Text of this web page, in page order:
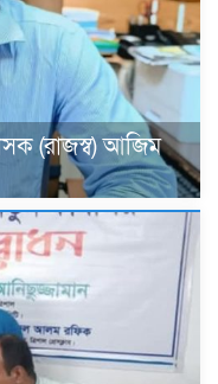
(রাজস্ব) আজিম